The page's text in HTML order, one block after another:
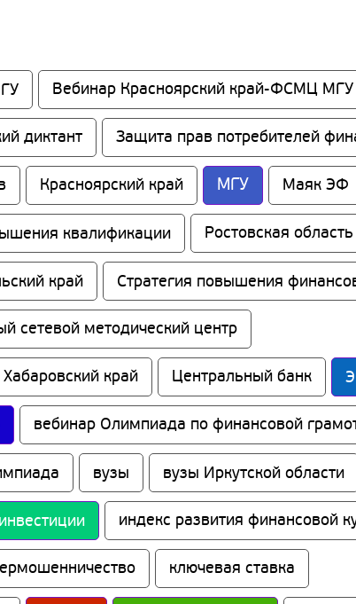
Вебинар Красноярский край-ФСМЦ МГУ
диктант Защита прав потребителей
Красноярский край МГУ Маяк ЭФ
квалификации Ростовская область
край Стратегия повышения
сетевой методический центр
Хабаровский край Центральный банк
вебинар Олимпиада по финансовой
вузы вузы Иркутской области
инвестиции индекс развития финансовой
ключевая ставка